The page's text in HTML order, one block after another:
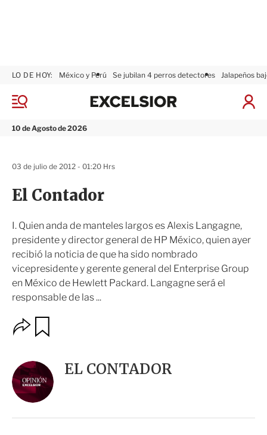
M
n
10 de Agosto de 2026
LO DE HOY: México y Perú Se jubilan 4 perros detectores Jalapeños
I
n
x
El Contador
I. Quien anda de manteles largos es Alexis Langagne,
presidente y director general de HP México, quien ayer
recibió la noticia de que ha sido nombrado
vicepresidente y gerente general del Enterprise Group
en México de Hewlett Packard. Langagne será el
responsable de las ...
03 de julio de 2012 - 01:20 Hrs
O
p
o
n
e
s
a
r
EL CONTADOR